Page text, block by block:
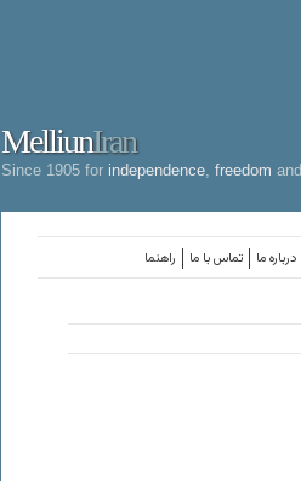
MelliunIran
Since 1905 for independence freedom and
راهنما تماس با ما درباره ما